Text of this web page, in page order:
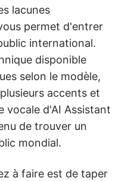
lacunes
permet d'entrer
international.
disponible
selon le modèle,
accents et
vocale d'AI Assistant
de trouver un
mondial.
à faire est de taper